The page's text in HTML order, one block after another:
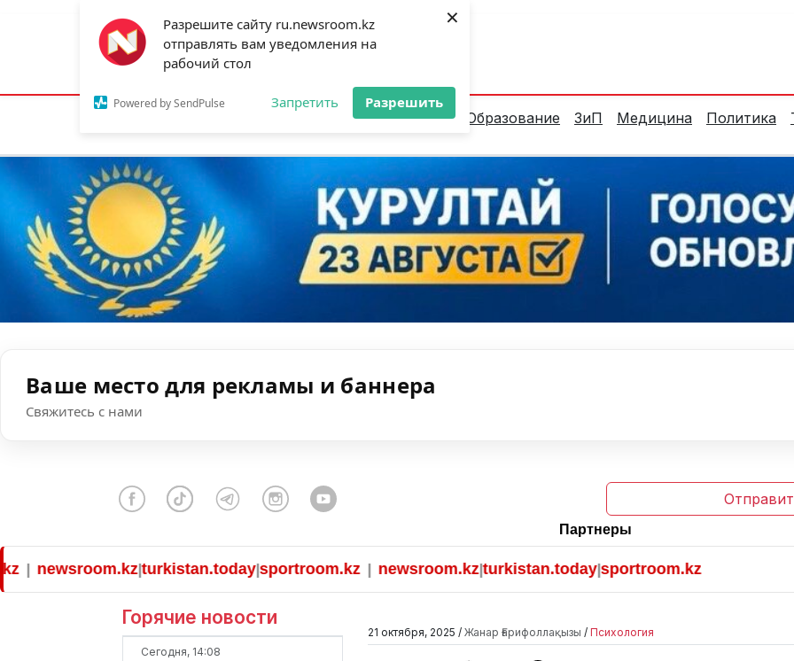
Разрешите сайту ru.newsroom.kz
отправлять вам уведомления на
рабочий стол
Powered by SendPulse Запретить Разрешить
×
Астана:25°C Алматы:30°C Шымкент:
Новости Аналитика Образование ЗиП Медицина Политика
Ваше место для рекламы и баннера
Свяжитесь с нами
Партнеры
|turkistan.today|sportroom.kz|newsroom.kz|turkistan.today|sportroom.kz
Горячие новости
Сегодня, 14:08
21 октября, 2025 / Жанар Ғарифоллақызы / Психология